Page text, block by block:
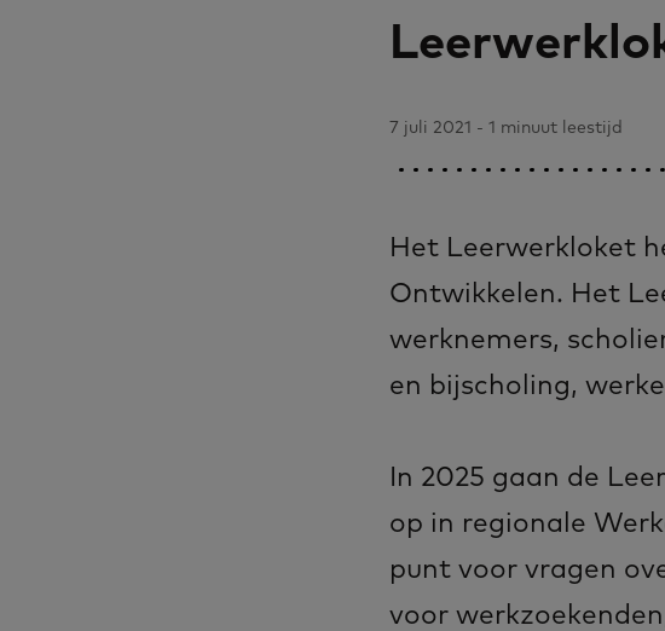
7 juli 2021 - 1 minuut leestijd
Het Leerwerkloket
Ontwikkelen. Het
werknemers,
en bijscholing,
In 2025 gaan de
op in regionale
punt voor vragen
voor